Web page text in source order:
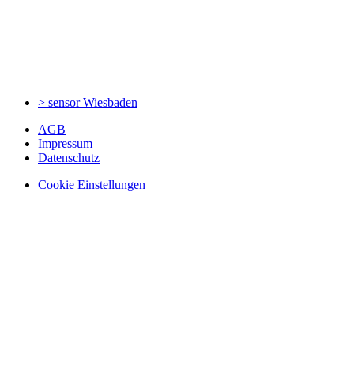
> sensorWiesbaden
AGB
Impressum
Datenschutz
Cookie Einstellungen